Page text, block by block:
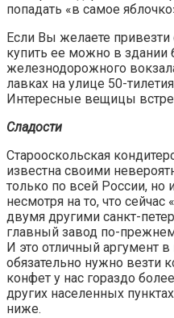
попадать «в самое
Если Вы желаете
купить ее можно в здании
железнодорожного
лавках на улице 50-
Интересные вещицы
Сладости
Старооскольская
известна своими
только по всей России, но
несмотря на то, что
двумя другими санкт-
главный завод по-
И это отличный аргумент в
обязательно нужно везти
конфет у нас гораздо
других населенных
ниже.